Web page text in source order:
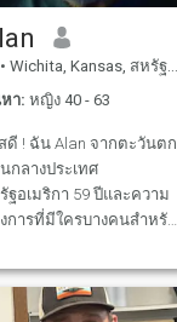
• Wichita, Kansas, สหรัฐอเมริกา
า: หญิง 40 - 63
ดี ! ฉัน Alan จากตะวันตก
กลางประเทศ
ฐอเมริกา 59 ปีและความ
การที่มีใครบางคนสำหรับ
จหรือไม่